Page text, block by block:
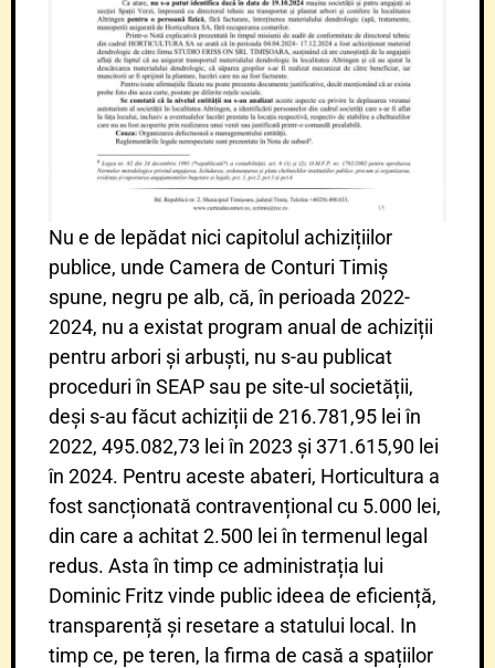
Nu e de lepădat nici capitolul achizițiilor
publice, unde Camera de Conturi Timiș
spune, negru pe alb, că, în perioada 2022-
2024, nu a existat program anual de achiziții
pentru arbori și arbuști, nu s-au publicat
proceduri în SEAP sau pe site-ul societății,
deși s-au făcut achiziții de 216.781,95 lei în
2022, 495.082,73 lei în 2023 și 371.615,90 lei
în 2024. Pentru aceste abateri, Horticultura a
fost sancționată contravențional cu 5.000 lei,
din care a achitat 2.500 lei în termenul legal
redus. Asta în timp ce administrația lui
Dominic Fritz vinde public ideea de eficiență,
transparență și resetare a statului local. In
timp ce, pe teren, la firma de casă a spațiilor